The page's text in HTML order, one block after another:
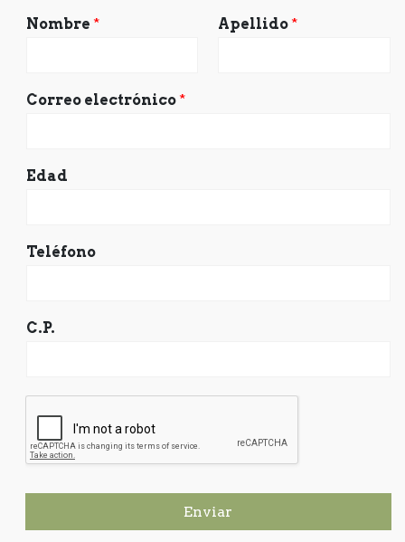
Nombre * Apellido *
Correo electrónico *
Edad
Teléfono
C.P.
Enviar